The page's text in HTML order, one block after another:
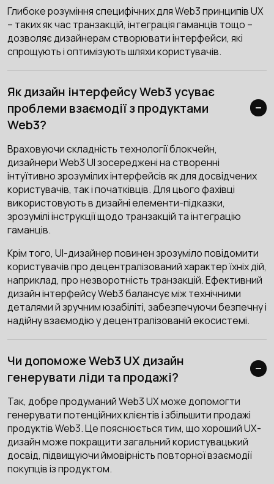
Глибоке розуміння специфічних для Web3 принципів UX
– таких як час транзакцій, інтеграція гаманців тощо –
дозволяє дизайнерам створювати інтерфейси, які
спрощують і оптимізують шляхи користувачів.
Як дизайн інтерфейсу Web3 усуває
проблеми взаємодії з продуктами
Web3?
Враховуючи складність технології блокчейн,
дизайнери Web3 UI зосереджені на створенні
інтуїтивно зрозумілих інтерфейсів як для досвідчених
користувачів, так і початківців. Для цього фахівці
використовують в дизайні елементи-підказки,
зрозумілі інструкції щодо транзакцій та інтеграцію
гаманців.
Крім того, UI-дизайнер повинен зрозуміло повідомити
користувачів про децентралізований характер їхніх дій,
наприклад, про незворотність транзакцій. Ефективний
дизайн інтерфейсу Web3 балансує між технічними
деталями й зручним юзабіліті, забезпечуючи безпечну і
надійну взаємодію у децентралізованій екосистемі.
Чи допоможе Web3 UX дизайн
генерувати ліди та продажі?
Так, добре продуманий Web3 UX може допомогти
генерувати потенційних клієнтів і збільшити продажі
продуктів Web3. Це пояснюється тим, що хороший UX-
дизайн може покращити загальний користувацький
досвід, підвищуючи ймовірність повторної взаємодії
покупців із продуктом.